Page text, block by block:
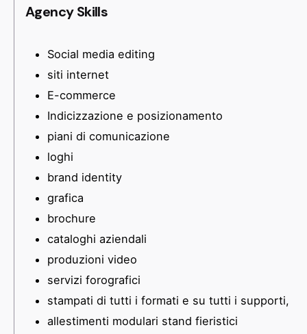
Agency Skills
Social media editing
siti internet
E-commerce
Indicizzazione e posizionamento
piani di comunicazione
loghi
brand identity
grafica
brochure
cataloghi aziendali
produzioni video
servizi forografici
stampati di tutti i formati e su tutti i supporti,
allestimenti modulari stand fieristici